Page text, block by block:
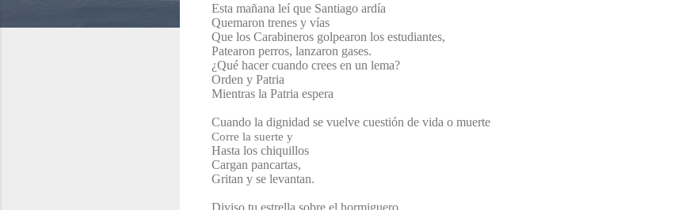
Esta mañana leí que Santiago ardía
Quemaron trenes y vías
Que los Carabineros golpearon los estudiantes,
Patearon perros, lanzaron gases.
¿Qué hacer cuando crees en un lema?
Orden y Patria
Mientras la Patria espera
Cuando la dignidad se vuelve cuestión de vida o muerte
Corre la suerte y
Hasta los chiquillos
Cargan pancartas,
Gritan y se levantan.
Diviso tu estrella sobre el hormiguero,